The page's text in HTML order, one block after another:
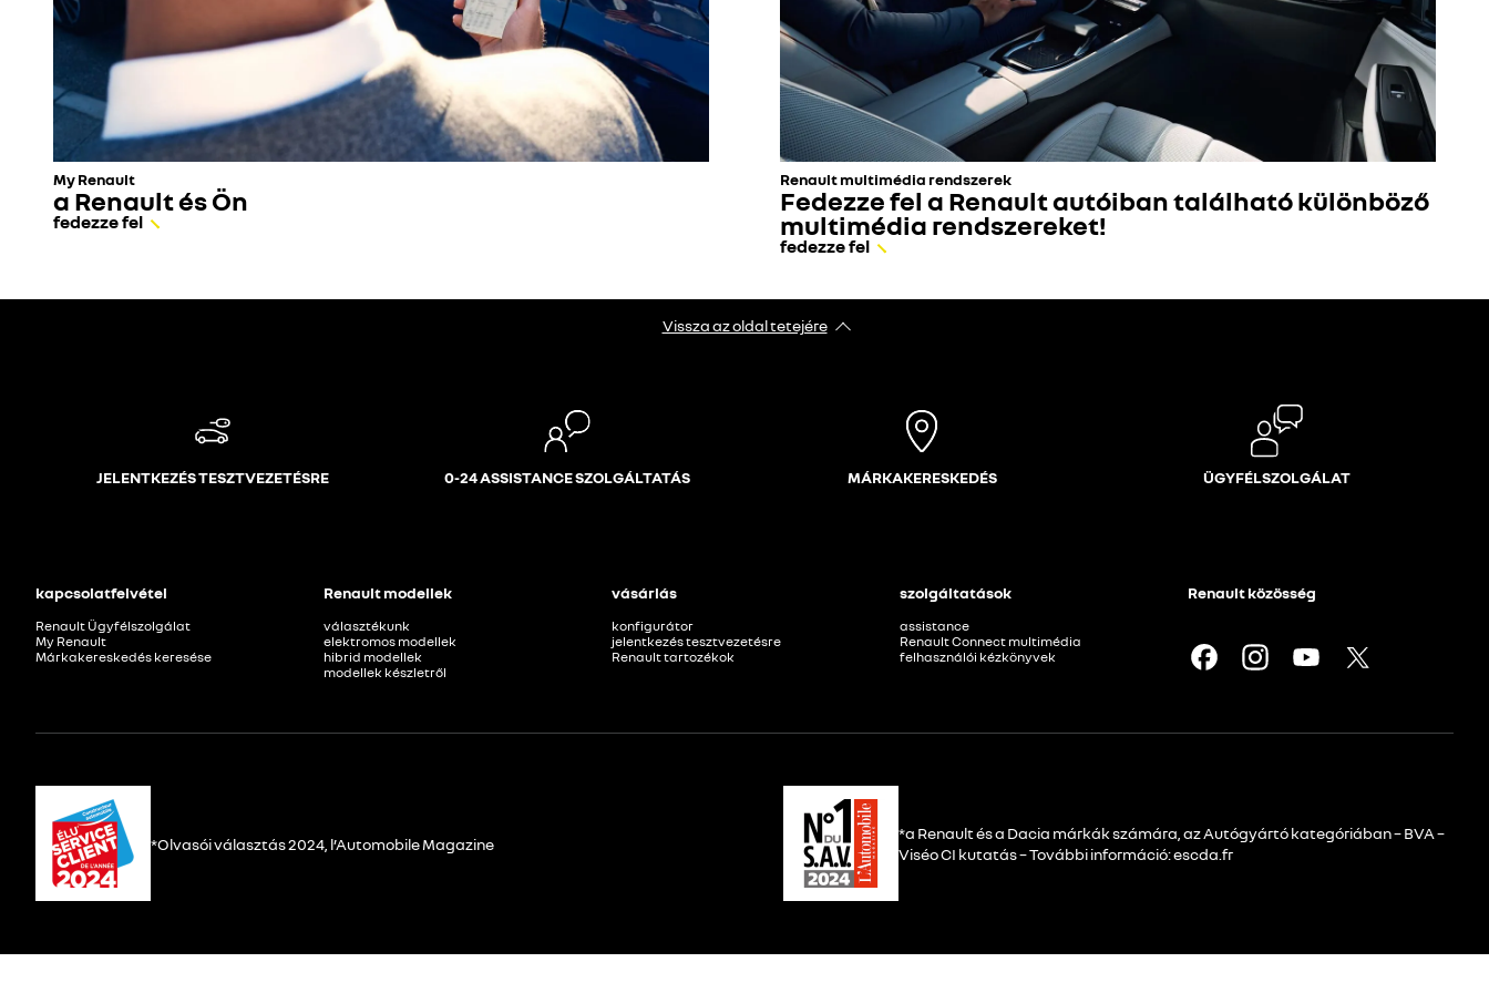
My Renault
a Renault és Ön
fedezze fel
Renault multimédia rendszerek
Fedezze fel a Renault autóiban található különböző
multimédia rendszereket!
fedezze fel
Vissza az oldal tetejére
JELENTKEZÉS TESZTVEZETÉSRE 0-24 ASSISTANCE SZOLGÁLTATÁS MÁRKAKERESKEDÉS ÜGYFÉLSZOLGÁLAT
kapcsolatfelvétel
Renault Ügyfélszolgálat
My Renault
Márkakereskedés keresése
Renault modellek
választékunk
elektromos modellek
hibrid modellek
modellek készletről
vásárlás
konfigurátor
jelentkezés tesztvezetésre
Renault tartozékok
szolgáltatások
assistance
Renault Connect multimédia
felhasználói kézkönyvek
Renault közösség
*Olvasói választás 2024, l’Automobile Magazine
*a Renault és a Dacia márkák számára, az Autógyártó kategóriában – BVA –
Viséo CI kutatás – További információ: escda.fr